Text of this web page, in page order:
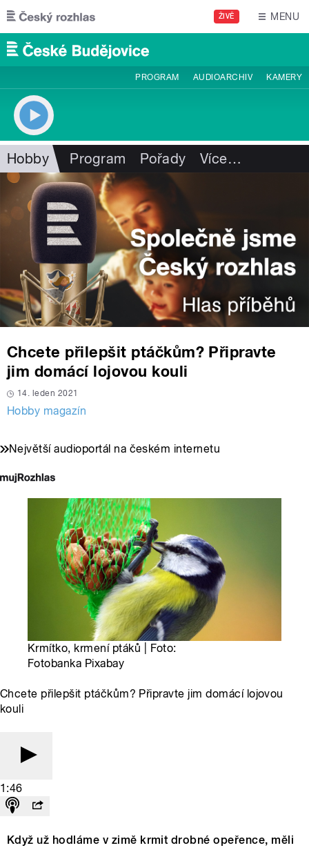
Přejít k hlavnímu obsahu
ŽIVĚ MENU
PROGRAM AUDIOARCHIV KAMERY
Hobby Program Pořady Více…
Chcete přilepšit ptáčkům? Připravte
jim domácí lojovou kouli
14. leden 2021
Hobby magazín
Největší audioportál na českém internetu
Krmítko, krmení ptáků | Foto:
Fotobanka Pixabay
Chcete přilepšit ptáčkům? Připravte jim domácí lojovou
kouli
1:46
Když už hodláme v zimě krmit drobné opeřence, měli